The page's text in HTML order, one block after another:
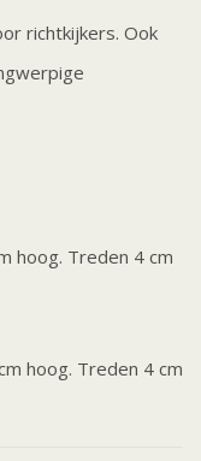
richtkijkers. Ook
hoog. Treden 4 cm
hoog. Treden 4 cm